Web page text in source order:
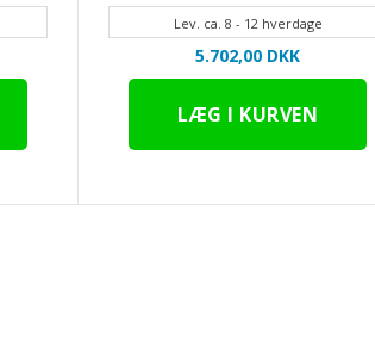
Lev. ca. 8 - 12 hverdage
5.702,00 DKK